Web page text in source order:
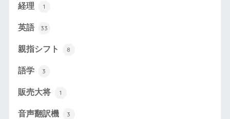
経理 1
英語 33
親指シフト 8
語学 3
販売大将 1
音声翻訳機 3